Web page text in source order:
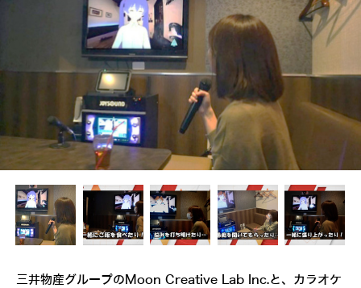
三井物産グループのMoon Creative Lab Inc.と、カラオケ